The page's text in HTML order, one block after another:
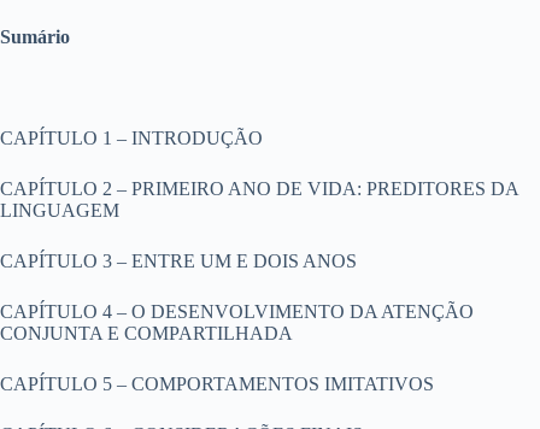
Sumário
CAPÍTULO 1 – INTRODUÇÃO
CAPÍTULO 2 – PRIMEIRO ANO DE VIDA: PREDITORES DA
LINGUAGEM
CAPÍTULO 3 – ENTRE UM E DOIS ANOS
CAPÍTULO 4 – O DESENVOLVIMENTO DA ATENÇÃO
CONJUNTA E COMPARTILHADA
CAPÍTULO 5 – COMPORTAMENTOS IMITATIVOS